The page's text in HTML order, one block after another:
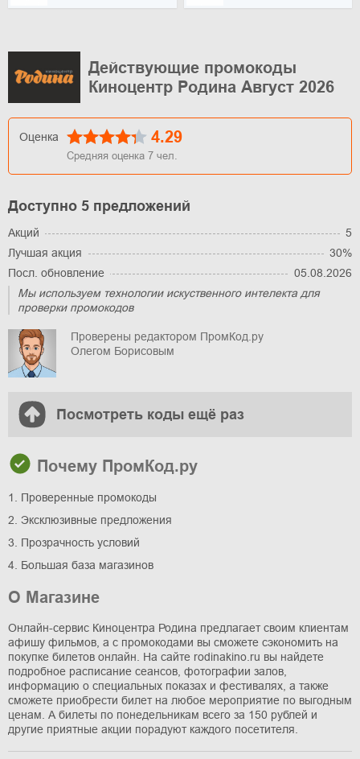
Действующие промокоды
Киноцентр Родина Август 2026
Оценка 4.29
Средняя оценка 7 чел.
Доступно 5 предложений
Акций
5
Лучшая акция
30%
Посл. обновление
05.08.2026
Мы используем технологии искуственного интелекта для
проверки промокодов
Проверены редактором ПромКод.ру
Олегом Борисовым
Посмотреть коды ещё раз
Почему ПромКод.ру
1. Проверенные промокоды
2. Эксклюзивные предложения
3. Прозрачность условий
4. Большая база магазинов
О Магазине
Онлайн-сервис Киноцентра Родина предлагает своим клиентам
афишу фильмов, а с промокодами вы сможете сэкономить на
покупке билетов онлайн. На сайте rodinakino.ru вы найдете
подробное расписание сеансов, фотографии залов,
информацию о специальных показах и фестивалях, а также
сможете приобрести билет на любое мероприятие по выгодным
ценам. А билеты по понедельникам всего за 150 рублей и
другие приятные акции порадуют каждого посетителя.